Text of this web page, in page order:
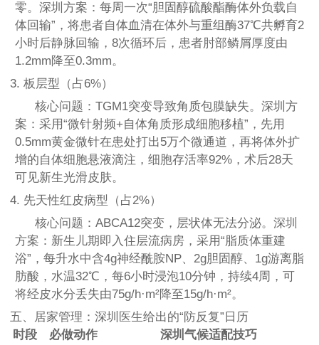
零。深圳方案：每周一次“胆固醇硫酸酯酶体外负载自
体回输”，将患者自体血清在体外与重组酶37℃共孵育2
小时后静脉回输，8次循环后，患者肘部鳞屑厚度由
1.2mm降至0.3mm。
3. 板层型（占6%）
核心问题：TGM1突变导致角质包膜缺失。深圳方
案：采用“微针射频+自体角质形成细胞移植”，先用
0.5mm黄金微针在患处打出5万个微通道，再将体外扩
增的自体细胞悬液滴注，细胞存活率92%，术后28天
可见新生光滑皮肤。
4. 先天性红皮病型（占2%）
核心问题：ABCA12突变，层状体无法分泌。深圳
方案：新生儿期即入住层流病房，采用“脂质体重建
浴”，每升水中含4g神经酰胺NP、2g胆固醇、1g游离脂
肪酸，水温32℃，每6小时浸泡10分钟，持续4周，可
将经皮水分丢失由75g/h·m²降至15g/h·m²。
五、居家管理：深圳医生给出的“防反复”日历
时段
必做动作
深圳气候适配技巧